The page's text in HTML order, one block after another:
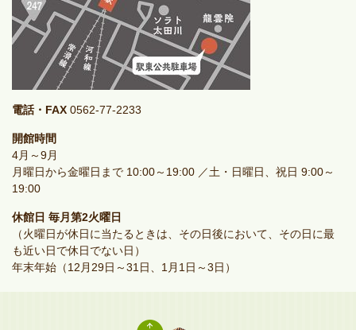
電話・FAX 0562-77-2233
開館時間
4月～9月
月曜日から金曜日まで 10:00～19:00 ／土・日曜日、祝日 9:00～
19:00
休館日 毎月第2火曜日
（火曜日が休日に当たるときは、その日後において、その日に最
も近い日で休日でない日）
年末年始（12月29日～31日、1月1日～3日）